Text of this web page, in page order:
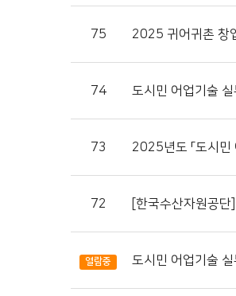
75 2025 귀어귀촌 창
74 도시민 어업기술
73 2025년도 「도시민
72 [한국수산자원공
열람중 도시민 어업기술